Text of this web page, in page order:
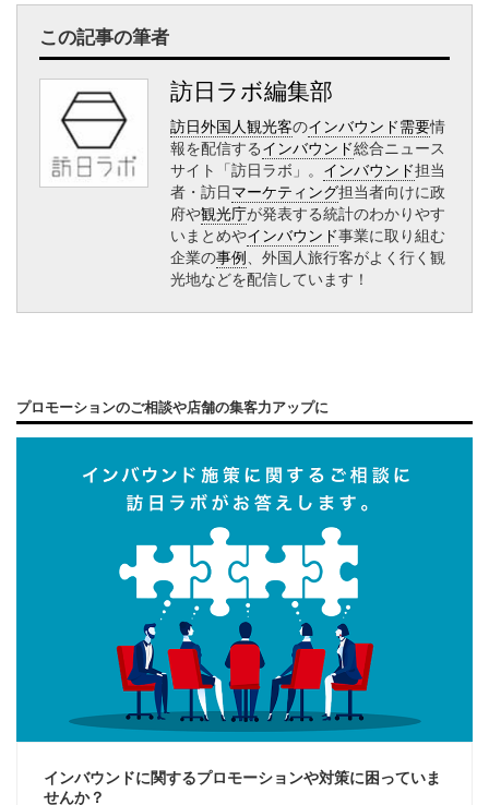
この記事の筆者
訪日ラボ編集部
訪日外国人観光客のインバウンド需要情
報を配信するインバウンド総合ニュース
サイト「訪日ラボ」。 インバウンド担当
者・訪日マーケティング担当者向けに政
府や観光庁が発表する統計のわかりやす
いまとめやインバウンド事業に取り組む
企業の事例、外国人旅行客がよく行く観
光地などを配信しています！
プロモーションのご相談や店舗の集客力アップに
インバウンドに関するプロモーションや対策に困っていま
せんか？